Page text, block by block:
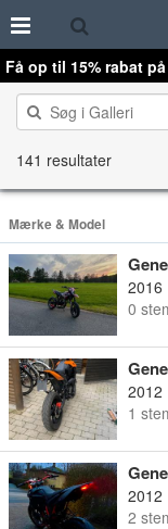
Få op til 15% rabat
141 resultater
Mærke & Model
2016
0
2012
1
2012
2